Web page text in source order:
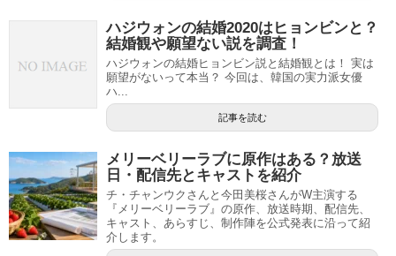
ハジウォンの結婚2020はヒョンビンと？
結婚観や願望ない説を調査！
ハジウォンの結婚ヒョンビン説と結婚観とは！ 実は
願望がないって本当？ 今回は、韓国の実力派女優
ハ...
記事を読む
メリーベリーラブに原作はある？放送
日・配信先とキャストを紹介
チ・チャンウクさんと今田美桜さんがW主演する
『メリーベリーラブ』の原作、放送時期、配信先、
キャスト、あらすじ、制作陣を公式発表に沿って紹
介します。